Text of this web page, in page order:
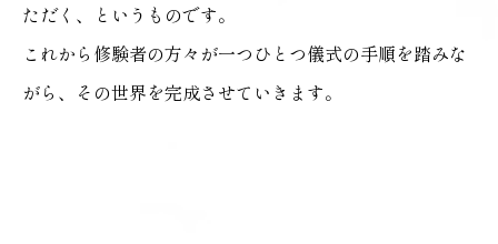
ただく、というものです。
これから修験者の方々が一つひとつ儀式の手順を踏みな
がら、その世界を完成させていきます。